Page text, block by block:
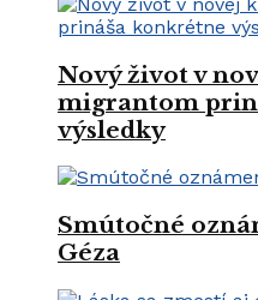
Nový život v
migrantom
výsledky
Smútočné
Géza